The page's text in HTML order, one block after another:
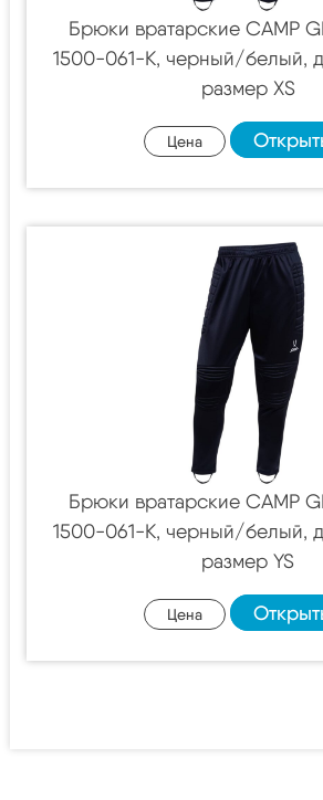
Брюки вратарские CAMP
1500-061-K, черный/белый,
размер XS
Цена
Брюки вратарские CAMP
1500-061-K, черный/белый,
размер YS
Цена